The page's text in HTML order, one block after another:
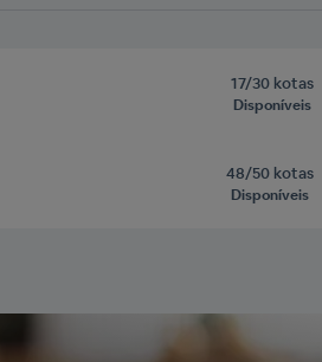
17/30 kotas
Disponíveis
48/50 kotas
Disponíveis